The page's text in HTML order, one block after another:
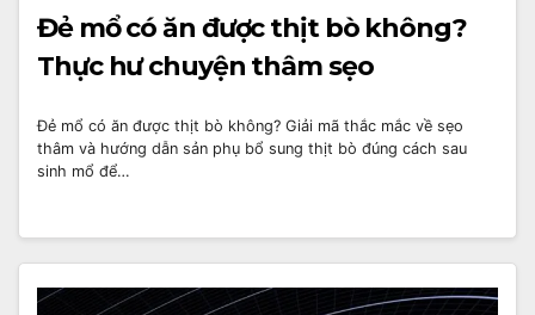
Đẻ mổ có ăn được thịt bò không?
Thực hư chuyện thâm sẹo
Đẻ mổ có ăn được thịt bò không? Giải mã thắc mắc về sẹo
thâm và hướng dẫn sản phụ bổ sung thịt bò đúng cách sau
sinh mổ để…